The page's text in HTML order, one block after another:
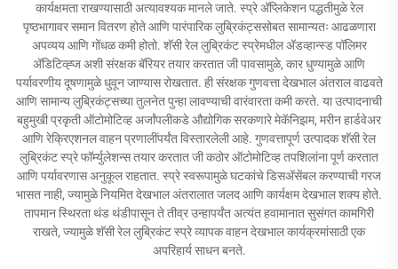
कार्यक्षमता राखण्यासाठी अत्यावश्यक मानले जाते. स्प्रे अ‍ॅप्लिकेशन पद्धतीमुळे रेल
पृष्ठभागावर समान वितरण होते आणि पारंपारिक लुब्रिकंट्ससोबत सामान्यतः आढळणारा
अपव्यय आणि गोंधळ कमी होतो. शॅसी रेल लुब्रिकंट स्प्रेमधील अ‍ॅडव्हान्स्ड पॉलिमर
अ‍ॅडिटिव्ह्ज अशी संरक्षक बॅरियर तयार करतात जी पावसामुळे, कार धुण्यामुळे आणि
पर्यावरणीय दूषणामुळे धुवून जाण्यास रोखतात. ही संरक्षक गुणवत्ता देखभाल अंतराल वाढवते
आणि सामान्य लुब्रिकंट्सच्या तुलनेत पुन्हा लावण्याची वारंवारता कमी करते. या उत्पादनाची
बहुमुखी प्रकृती ऑटोमोटिव्ह अर्जांपलीकडे औद्योगिक सरकणारे मेकॅनिझम, मरीन हार्डवेअर
आणि रेक्रिएशनल वाहन प्रणालींपर्यंत विस्तारलेली आहे. गुणवत्तापूर्ण उत्पादक शॅसी रेल
लुब्रिकंट स्प्रे फॉर्म्युलेशन्स तयार करतात जी कठोर ऑटोमोटिव्ह तपशिलांना पूर्ण करतात
आणि पर्यावरणास अनुकूल राहतात. स्प्रे स्वरूपामुळे घटकांचे डिसअ‍ॅसेंबल करण्याची गरज
भासत नाही, ज्यामुळे नियमित देखभाल अंतरालात जलद आणि कार्यक्षम देखभाल शक्य होते.
तापमान स्थिरता थंड थंडीपासून ते तीव्र उन्हापर्यंत अत्यंत हवामानात सुसंगत कामगिरी
राखते, ज्यामुळे शॅसी रेल लुब्रिकंट स्प्रे व्यापक वाहन देखभाल कार्यक्रमांसाठी एक
अपरिहार्य साधन बनते.